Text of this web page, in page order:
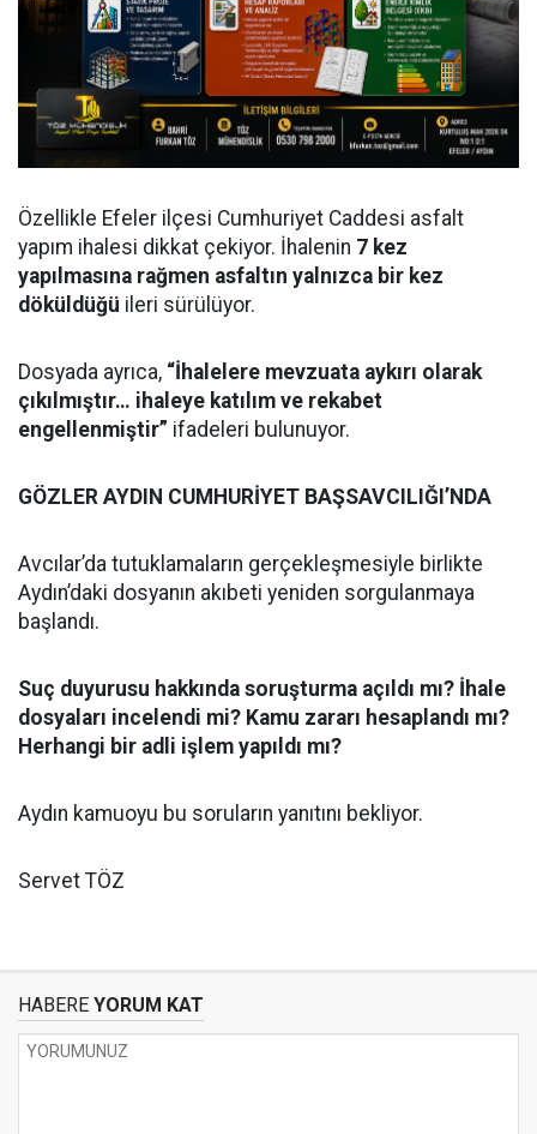
Özellikle Efeler ilçesi Cumhuriyet Caddesi asfalt
yapım ihalesi dikkat çekiyor. İhalenin 7 kez
yapılmasına rağmen asfaltın yalnızca bir kez
döküldüğü ileri sürülüyor.
Dosyada ayrıca, “İhalelere mevzuata aykırı olarak
çıkılmıştır… ihaleye katılım ve rekabet
engellenmiştir” ifadeleri bulunuyor.
GÖZLER AYDIN CUMHURİYET BAŞSAVCILIĞI’NDA
Avcılar’da tutuklamaların gerçekleşmesiyle birlikte
Aydın’daki dosyanın akıbeti yeniden sorgulanmaya
başlandı.
Suç duyurusu hakkında soruşturma açıldı mı? İhale
dosyaları incelendi mi? Kamu zararı hesaplandı mı?
Herhangi bir adli işlem yapıldı mı?
Aydın kamuoyu bu soruların yanıtını bekliyor.
Servet TÖZ
HABERE YORUM KAT